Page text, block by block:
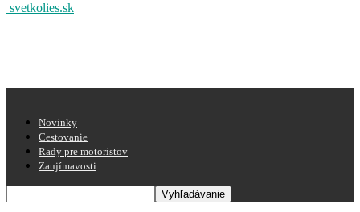
svetkolies.sk
Novinky
Cestovanie
Rady pre motoristov
Zaujímavosti